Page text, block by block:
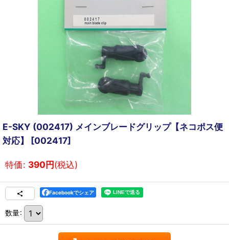
E-SKY (002417) メインブレードグリップ【ネコポス便
対応】 [002417]
特価: 390円(税込)
Facebookでシェア
数量: